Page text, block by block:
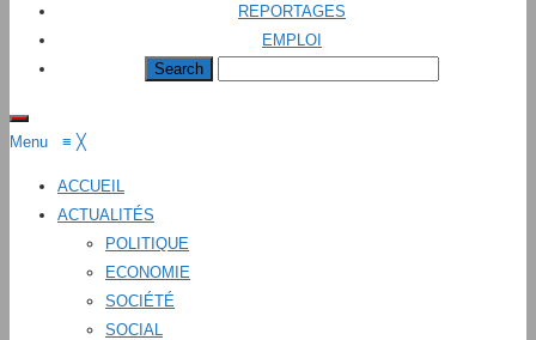
REPORTAGES
EMPLOI
Menu ≡ ╳
ACCUEIL
ACTUALITÉS
POLITIQUE
ECONOMIE
SOCIÉTÉ
SOCIAL